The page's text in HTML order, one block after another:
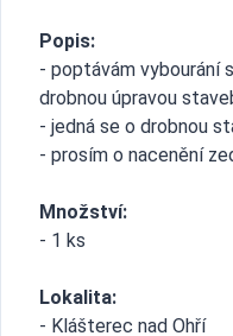
Popis:
- poptávám vybourání
drobnou úpravou
- jedná se o drobnou
- prosím o nacenění
Množství:
- 1 ks
Lokalita:
- Klášterec nad Ohří